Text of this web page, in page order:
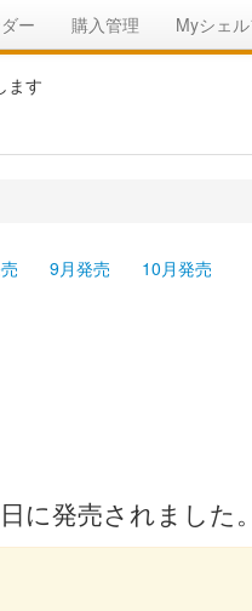
ー 購入管理 Myシェ
ます
9月発売 10月発売
に発売されました